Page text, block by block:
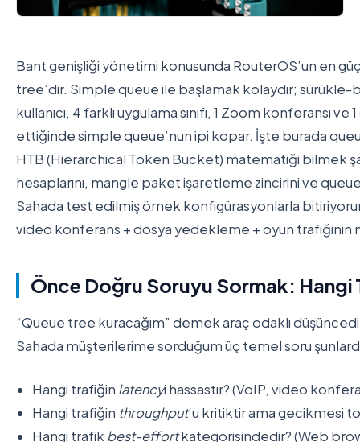
Bant genişliği yönetimi konusunda RouterOS’un en
tree’dir. Simple queue ile başlamak kolaydır; sürükle-
kullanıcı, 4 farklı uygulama sınıfı, 1 Zoom konferansı
ettiğinde simple queue’nun ipi kopar. İşte burada
HTB (Hierarchical Token Bucket) matematiği bilmek
hesaplarını, mangle paket işaretleme zincirini ve queue
Sahada test edilmiş örnek konfigürasyonlarla
video konferans + dosya yedekleme + oyun trafiğinin
Önce Doğru Soruyu Sormak:
“Queue tree kuracağım” demek araç odaklı
Sahada müşterilerime sorduğum üç temel soru
Hangi trafiğin latencyi hassastır? (VoIP, video
Hangi trafiğin throughput‘u kritiktir ama gecikmesi
Hangi trafik best-effortkategorisindedir? (Web